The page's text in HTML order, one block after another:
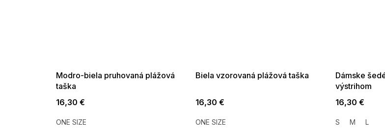
Modro-biela pruhovaná plážová
taška
16,30 €
ONE SIZE
Biela vzorovaná plážová taška
16,30 €
ONE SIZE
Dámske
výstrihom
16,30 €
S M L